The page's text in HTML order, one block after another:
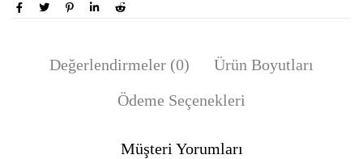
Değerlendirmeler (0)
Ürün Boyutları
Ödeme Seçenekleri
Müşteri Yorumları